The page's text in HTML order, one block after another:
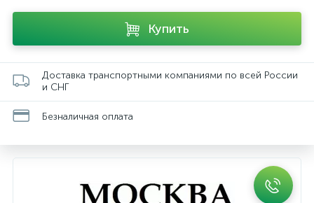
Купить
Доставка транспортными компаниями по всей России
и СНГ
Безналичная оплата